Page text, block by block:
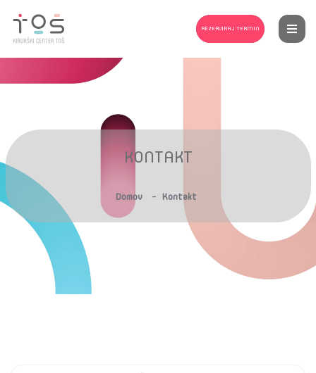
REZERVIRAJ TERMIN
KONTAKT
Domov - Kontakt